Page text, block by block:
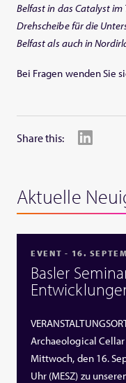
Belfast in das Catalyst
Drehscheibe für die
Belfast als auch in
Bei Fragen wenden Sie
Share this:
Aktuelle
EVENT - 16.
Basler
Archaeological Cellar
Mittwoch, den 16.
Uhr (MESZ) zu